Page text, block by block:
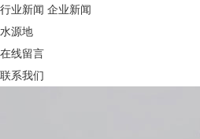
行业新闻 企业新闻
水源地
在线留言
联系我们